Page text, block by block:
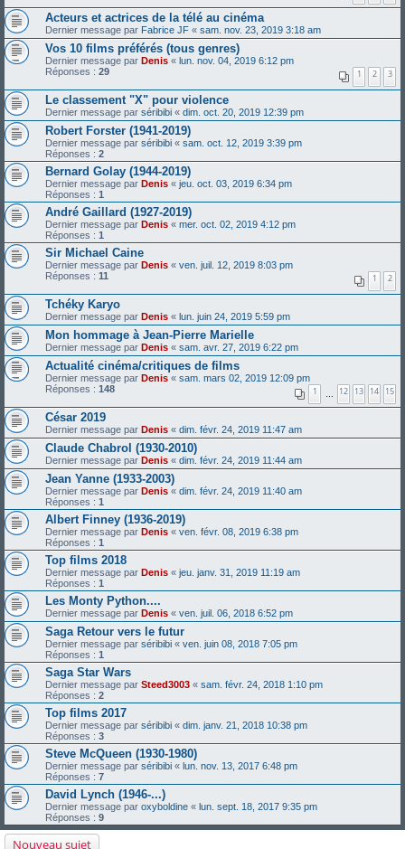
Acteurs et actrices de la télé au cinéma
Dernier message par Fabrice JF « sam. nov. 23, 2019 3:18 am
Vos 10 films préférés (tous genres)
Dernier message par Denis « lun. nov. 04, 2019 6:12 pm
Réponses : 29 1 2 3
Le classement "X" pour violence
Dernier message par séribibi « dim. oct. 20, 2019 12:39 pm
Robert Forster (1941-2019)
Dernier message par séribibi « sam. oct. 12, 2019 3:39 pm
Réponses : 2
Bernard Golay (1944-2019)
Dernier message par Denis « jeu. oct. 03, 2019 6:34 pm
Réponses : 1
André Gaillard (1927-2019)
Dernier message par Denis « mer. oct. 02, 2019 4:12 pm
Réponses : 1
Sir Michael Caine
Dernier message par Denis « ven. juil. 12, 2019 8:03 pm
Réponses : 11 1 2
Tchéky Karyo
Dernier message par Denis « lun. juin 24, 2019 5:59 pm
Mon hommage à Jean-Pierre Marielle
Dernier message par Denis « sam. avr. 27, 2019 6:22 pm
Actualité cinéma/critiques de films
Dernier message par Denis « sam. mars 02, 2019 12:09 pm
Réponses : 148 1 … 12 13 14 15
César 2019
Dernier message par Denis « dim. févr. 24, 2019 11:47 am
Claude Chabrol (1930-2010)
Dernier message par Denis « dim. févr. 24, 2019 11:44 am
Jean Yanne (1933-2003)
Dernier message par Denis « dim. févr. 24, 2019 11:40 am
Réponses : 1
Albert Finney (1936-2019)
Dernier message par Denis « ven. févr. 08, 2019 6:38 pm
Réponses : 1
Top films 2018
Dernier message par Denis « jeu. janv. 31, 2019 11:19 am
Réponses : 1
Les Monty Python....
Dernier message par Denis « ven. juil. 06, 2018 6:52 pm
Saga Retour vers le futur
Dernier message par séribibi « ven. juin 08, 2018 7:05 pm
Réponses : 1
Saga Star Wars
Dernier message par Steed3003 « sam. févr. 24, 2018 1:10 pm
Réponses : 2
Top films 2017
Dernier message par séribibi « dim. janv. 21, 2018 10:38 pm
Réponses : 3
Steve McQueen (1930-1980)
Dernier message par séribibi « lun. nov. 13, 2017 6:48 pm
Réponses : 7
David Lynch (1946-...)
Dernier message par oxyboldine « lun. sept. 18, 2017 9:35 pm
Réponses : 9
Nouveau sujet